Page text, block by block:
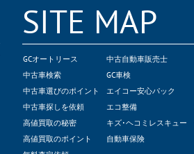
SITE MAP
GCオートリース
中古車検索
中古車選びのポイント
中古車探しを依頼
高値買取の秘密
高値買取のポイント
中古自動車販売士
GC車検
エイコー安心パック
エコ整備
キズ･ヘコミレスキュー
自動車保険